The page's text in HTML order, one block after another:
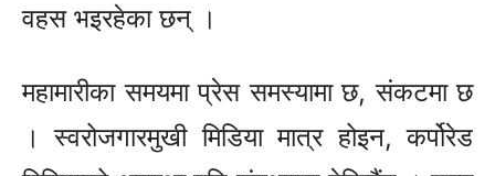
वहस भइरहेका छन् ।
महामारीका समयमा प्रेस समस्यामा छ, संकटमा छ
। स्वरोजगारमुखी मिडिया मात्र होइन, कर्पोरेड